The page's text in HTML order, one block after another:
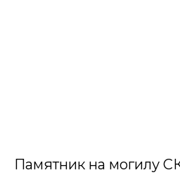
Памятник на могилу